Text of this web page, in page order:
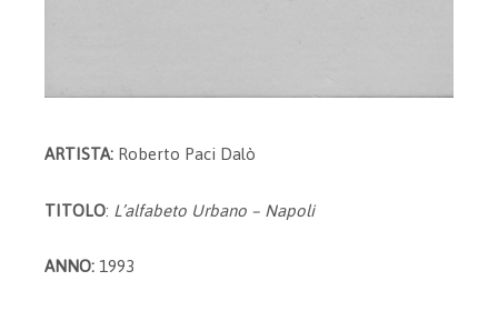
ARTISTA: Roberto Paci Dalò
TITOLO: L’alfabeto Urbano – Napoli
ANNO: 1993